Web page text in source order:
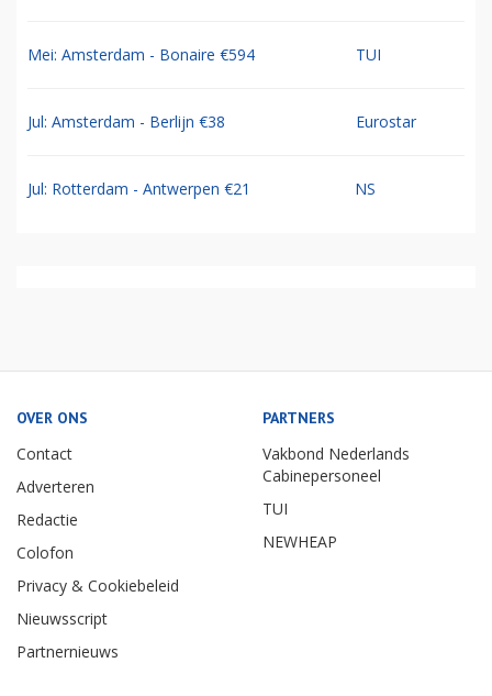
Mei: Amsterdam - Bonaire €594 TUI
Jul: Amsterdam - Berlijn €38 Eurostar
Jul: Rotterdam - Antwerpen €21 NS
OVER ONS
Contact
Adverteren
Redactie
Colofon
Privacy & Cookiebeleid
Nieuwsscript
Partnernieuws
PARTNERS
Vakbond Nederlands
Cabinepersoneel
TUI
NEWHEAP